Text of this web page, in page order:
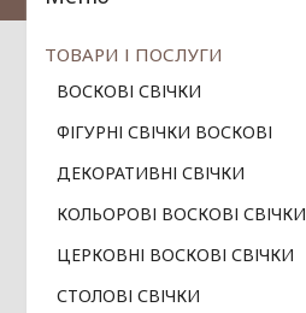
ТОВАРИ І ПОСЛУГИ
ВОСКОВІ СВІЧКИ
ФІГУРНІ СВІЧКИ ВОСКОВІ
ДЕКОРАТИВНІ СВІЧКИ
КОЛЬОРОВІ ВОСКОВІ СВІЧКИ
ЦЕРКОВНІ ВОСКОВІ СВІЧКИ
СТОЛОВІ СВІЧКИ